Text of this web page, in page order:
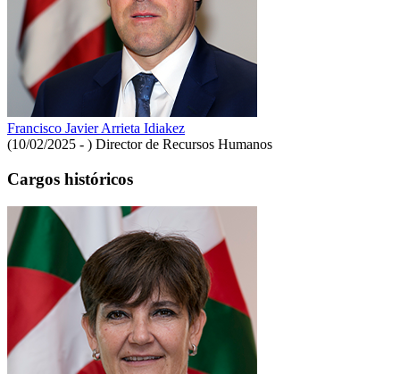
Francisco Javier Arrieta Idiakez
(10/02/2025 - ) Director de Recursos Humanos
Cargos históricos